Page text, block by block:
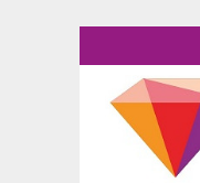
to
content